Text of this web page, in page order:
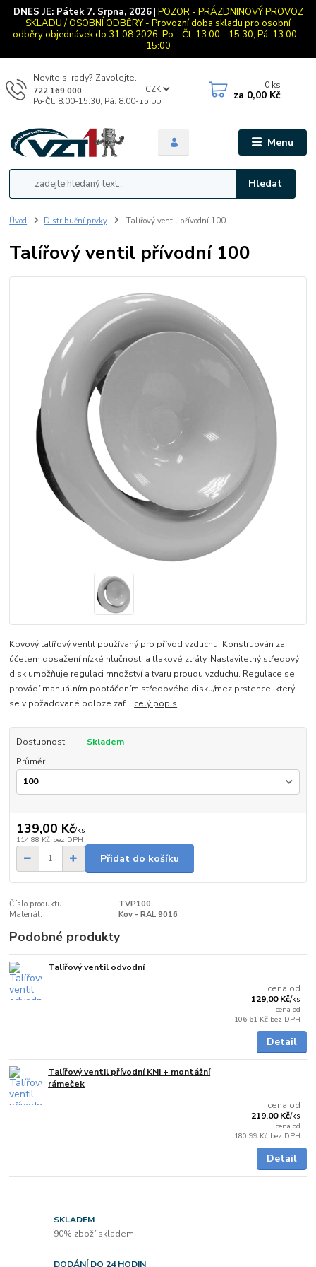
DNES JE: Pátek 7. Srpna, 2026| POZOR - PRÁZDNINOVÝ PROVOZ
SKLADU / OSOBNÍ ODBĚRY - Provozní doba skladu pro osobní
odběry objednávek do 31.08.2026: Po - Čt: 13:00 - 15:30, Pá: 13:00 -
15:00
Menu
CZK
Hledat
Nevíte si rady? Zavolejte.
722 169 000
Po-Čt: 8:00-15:30, Pá: 8:00-15:00
0 ks
za 0,00 Kč
Úvod Distribuční prvky Talířový ventil přívodní 100
Talířový ventil přívodní 100
Kovový talířový ventil používaný pro přívod vzduchu. Konstruován za
účelem dosažení nízké hlučnosti a tlakové ztráty. Nastavitelný středový
disk umožňuje regulaci množství a tvaru proudu vzduchu. Regulace se
provádí manuálním pootáčením středového disku/meziprstence, který
se v požadované poloze zaf... celý popis
Dostupnost
Skladem
Průměr
139,00 Kč/ks
114,88 Kč bez DPH
Přidat do košíku
Číslo produktu:
TVP100
Materiál:
Kov - RAL 9016
Podobné produkty
Talířový ventil odvodní
cena od
129,00 Kč/ks
cena od
106,61 Kč bez DPH
Detail
Talířový ventil přívodní KNI + montážní
rámeček
cena od
219,00 Kč/ks
cena od
180,99 Kč bez DPH
Detail
SKLADEM
90% zboží skladem
DODÁNÍ DO 24 HODIN